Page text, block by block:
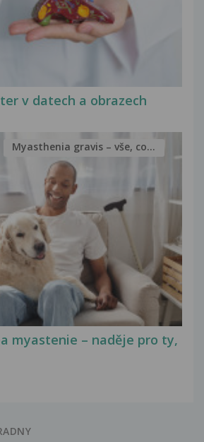
v datech a obrazech
myastenie – naděje pro ty,
Myasthenia gravis – vše, co...